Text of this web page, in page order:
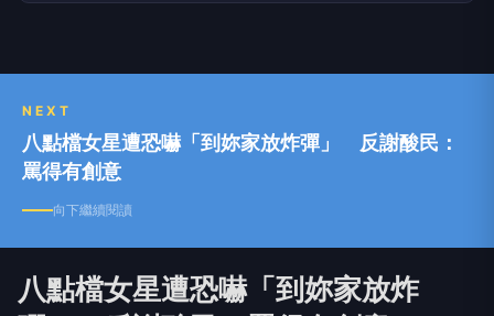
NEXT
八點檔女星遭恐嚇「到妳家放炸彈」 反謝酸民：
罵得有創意
向下繼續閱讀
八點檔女星遭恐嚇「到妳家放炸